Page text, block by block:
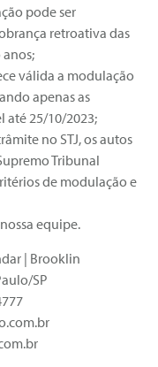
pode ser
retroativa das
válida a modulação
apenas as
até 25/10/2023;
no STJ, os autos
Tribunal
de modulação e
equipe.
| Brooklin
SP